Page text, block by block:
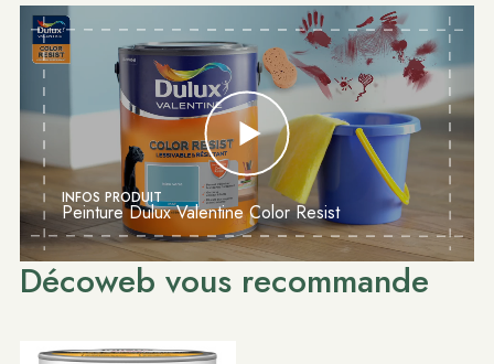
INFOS PRODUIT
Peinture Dulux Valentine Color Resist
Décoweb vous recommande